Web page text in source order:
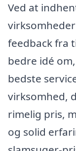
Ved at
feedback fra
bedre idé
bedste
virksomhed,
rimelig pris,
og solid